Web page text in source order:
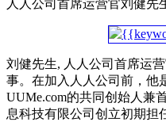
人人公司首席运营官刘健先
刘健先生, 人人公司首席运
事。在加入人人公司前，他
UUMe.com的共同创始人兼
息科技有限公司创立初期担